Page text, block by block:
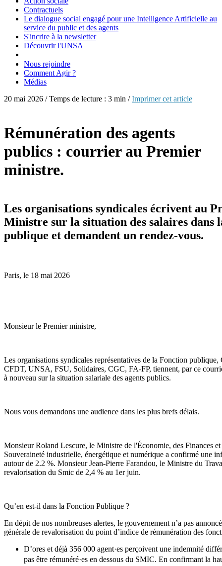
Contractuels
Le dialogue social engagé pour une Intelligence Artificielle au
service du public et des agents
S'incrire à la newsletter
Découvrir l'UNSA
Nous rejoindre
Comment Agir ?
Médias
20 mai 2026 / Temps de lecture : 3 min /Imprimer cet article
Rémunération des agents
publics : courrier au Premier
ministre.
Les organisations syndicales écrivent au
Ministre sur la situation des salaires dans
publique et demandent un rendez-vous.
Paris, le 18 mai 2026
Monsieur le Premier ministre,
Les organisations syndicales représentatives de la Fonction
CFDT, UNSA, FSU, Solidaires, CGC, FA-FP, tiennent, par ce
à nouveau sur la situation salariale des agents publics.
Nous vous demandons une audience dans les plus brefs délais.
Monsieur Roland Lescure, le Ministre de l'Économie, des Finances et
Souveraineté industrielle, énergétique et numérique a confirmé une
autour de 2.2 %. Monsieur Jean-Pierre Farandou, le Ministre du
revalorisation du Smic de 2,4 % au 1er juin.
Qu’en est-il dans la Fonction Publique ?
En dépit de nos nombreuses alertes, le gouvernement n’a pas
générale de revalorisation du point d’indice de rémunération des
D’ores et déjà 356 000 agent·es perçoivent une indemnité
pas être rémunéré·es en dessous du SMIC. En confirmant la